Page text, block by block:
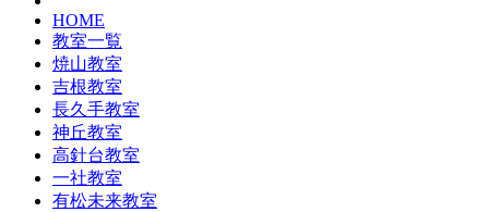
HOME
教室一覧
焼山教室
吉根教室
長久手教室
神丘教室
高針台教室
一社教室
有松未来教室